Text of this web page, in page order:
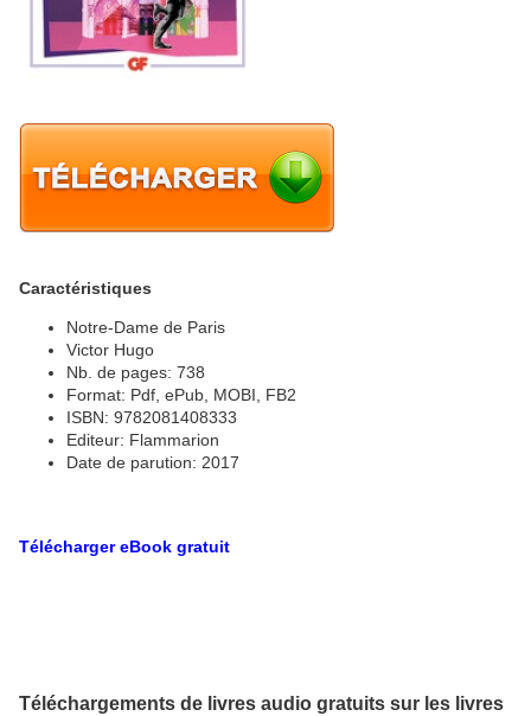
Caractéristiques
Notre-Dame de Paris
Victor Hugo
Nb. de pages: 738
Format: Pdf, ePub, MOBI, FB2
ISBN: 9782081408333
Editeur: Flammarion
Date de parution: 2017
Télécharger eBook gratuit
Téléchargements de livres audio gratuits sur les livres